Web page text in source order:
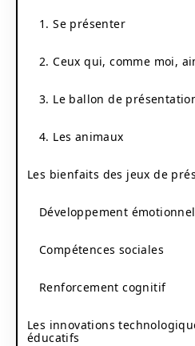
1. Se présenter
2. Ceux qui, comme moi,
3. Le ballon de
4. Les animaux
Les bienfaits des jeux de
Développement émotionnel
Compétences sociales
Renforcement cognitif
Les innovations
éducatifs